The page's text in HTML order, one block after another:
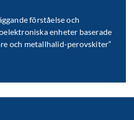
förståelse och
enheter baserade
och metallhalid-perovskiter”